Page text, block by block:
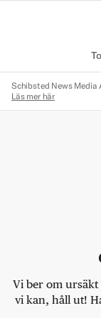
Schibsted News
Läs mer här
Vi ber om
vi kan, håll ut!